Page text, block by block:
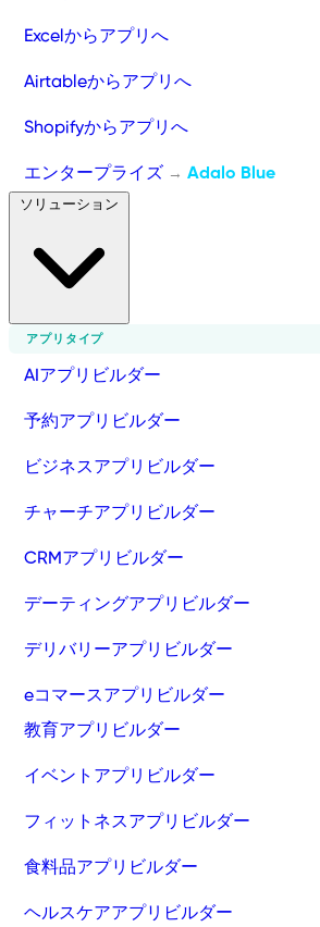
Excelからアプリへ
Airtableからアプリへ
Shopifyからアプリへ
エンタープライズ → Adalo Blue
アプリタイプ
AIアプリビルダー
予約アプリビルダー
ビジネスアプリビルダー
チャーチアプリビルダー
CRMアプリビルダー
デーティングアプリビルダー
デリバリーアプリビルダー
eコマースアプリビルダー
教育アプリビルダー
イベントアプリビルダー
フィットネスアプリビルダー
食料品アプリビルダー
ヘルスケアアプリビルダー